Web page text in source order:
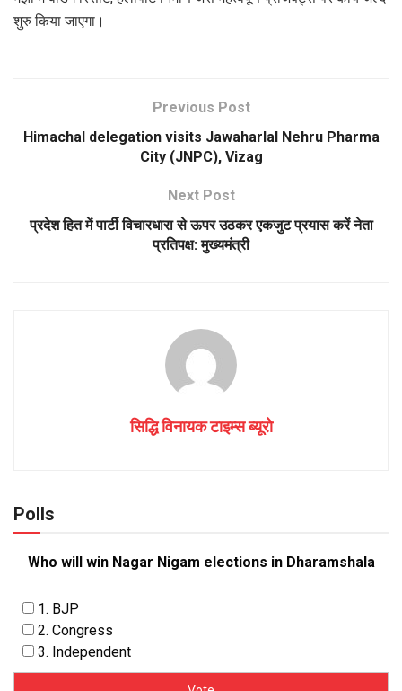
शुरु किया जाएगा।
Previous Post
Himachal delegation visits Jawaharlal Nehru Pharma
City (JNPC), Vizag
Next Post
प्रदेश हित में पार्टी विचारधारा से ऊपर उठकर एकजुट प्रयास करें नेता
प्रतिपक्ष: मुख्यमंत्री
सिद्धि विनायक टाइम्स ब्यूरो
Polls
Who will win Nagar Nigam elections in Dharamshala
1. BJP
2. Congress
3. Independent